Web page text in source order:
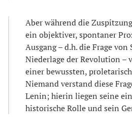
Aber während die
ein objektiver, spontaner
Ausgang – d.h. die Frage von
Niederlage der Revolution –
einer bewussten,
Niemand verstand diese
Lenin; hierin liegen seine
historische Rolle und sein